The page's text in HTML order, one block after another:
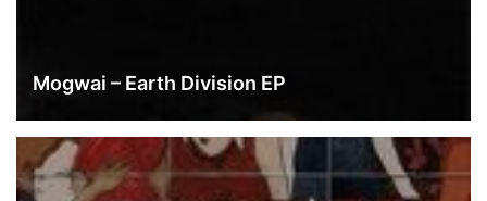
Mogwai – Earth Division EP